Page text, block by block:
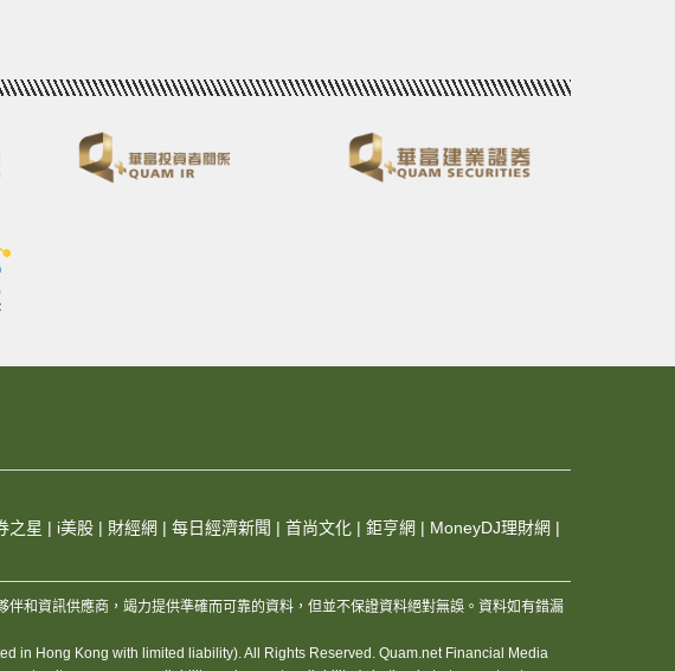
之星 | i美股 | 財經網 | 每日經濟新聞 | 首尚文化 | 鉅亨網 | MoneyDJ理財網 |
和資訊供應商，竭力提供準確而可靠的資料，但並不保證資料絕對無誤。資料如有錯漏
in Hong Kong with limited liability). All Rights Reserved. Quam.net Financial Media